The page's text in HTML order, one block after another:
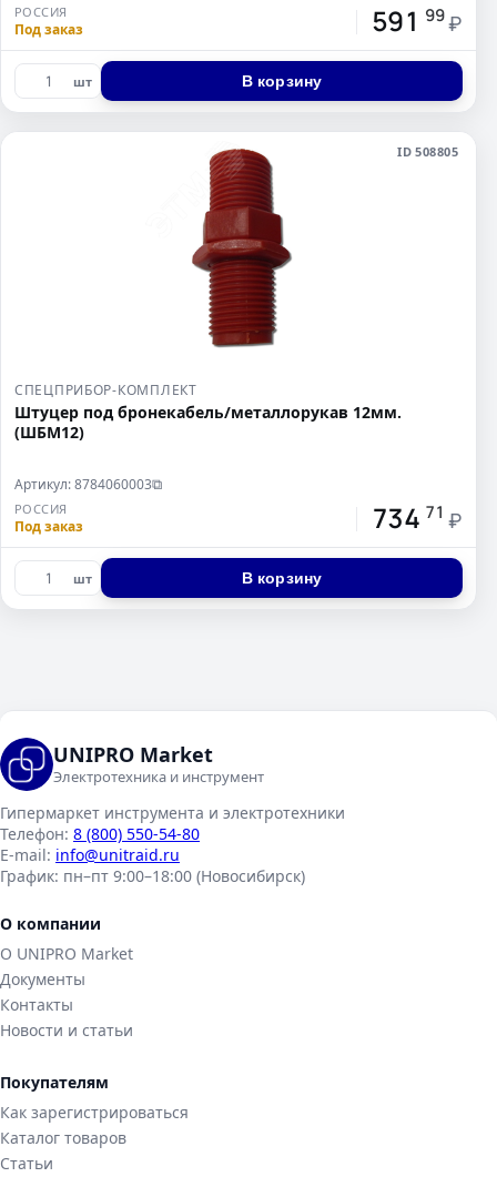
РОССИЯ
Под заказ 591 99 ₽
шт В корзину
ID 508805
СПЕЦПРИБОР-КОМПЛЕКТ
Штуцер под бронекабель/металлорукав 12мм.
(ШБМ12)
Артикул: 8784060003⧉
РОССИЯ
Под заказ 734 71 ₽
шт В корзину
UNIPRO Market
Электротехника и инструмент
Гипермаркет инструмента и электротехники
Телефон: 8 (800) 550-54-80
E-mail: info@unitraid.ru
График: пн–пт 9:00–18:00 (Новосибирск)
О компании
О UNIPRO Market
Документы
Контакты
Новости и статьи
Покупателям
Как зарегистрироваться
Каталог товаров
Статьи